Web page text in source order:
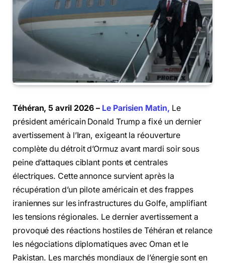
Téhéran, 5 avril 2026 – Le Parisien Matin, Le
président américain Donald Trump a fixé un dernier
avertissement à l’Iran, exigeant la réouverture
complète du détroit d’Ormuz avant mardi soir sous
peine d’attaques ciblant ponts et centrales
électriques. Cette annonce survient après la
récupération d’un pilote américain et des frappes
iraniennes sur les infrastructures du Golfe, amplifiant
les tensions régionales. Le dernier avertissement a
provoqué des réactions hostiles de Téhéran et relance
les négociations diplomatiques avec Oman et le
Pakistan. Les marchés mondiaux de l’énergie sont en